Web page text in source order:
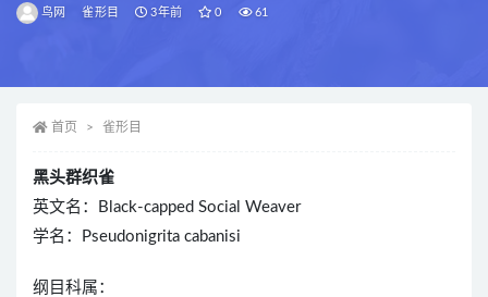
鸟网 雀形目 3年前 0 61
首页 雀形目
黑头群织雀
英文名：Black-capped Social Weaver
学名：Pseudonigrita cabanisi
纲目科属：